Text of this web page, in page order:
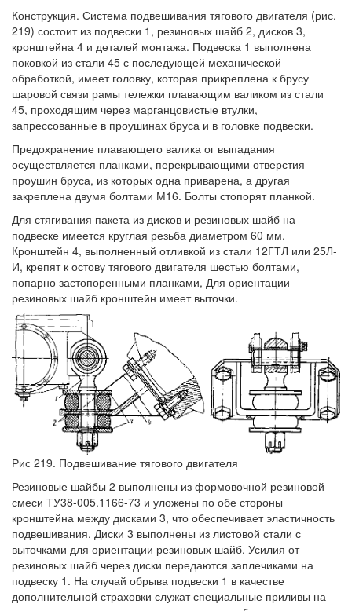
Конструкция. Система подвешивания тягового двигателя (рис.
219) состоит из подвески 1, резиновых шайб 2, дисков 3,
кронштейна 4 и деталей монтажа. Подвеска 1 выполнена
поковкой из стали 45 с последующей механической
обработкой, имеет головку, которая прикреплена к брусу
шаровой связи рамы тележки плавающим валиком из стали
45, проходящим через марганцовистые втулки,
запрессованные в проушинах бруса и в головке подвески.
Предохранение плавающего валика ог выпадания
осуществляется планками, перекрывающими отверстия
проушин бруса, из которых одна приварена, а другая
закреплена двумя болтами М16. Болты стопорят планкой.
Для стягивания пакета из дисков и резиновых шайб на
подвеске имеется круглая резьба диаметром 60 мм.
Кронштейн 4, выполненный отливкой из стали 12ГТЛ или 25Л-
И, крепят к остову тягового двигателя шестью болтами,
попарно застопоренными планками, Для ориентации
резиновых шайб кронштейн имеет выточки.
Рис 219. Подвешивание тягового двигателя
Резиновые шайбы 2 выполнены из формовочной резиновой
смеси ТУ38-005.1166-73 и уложены по обе стороны
кронштейна между дисками 3, что обеспечивает эластичность
подвешивания. Диски 3 выполнены из листовой стали с
выточками для ориентации резиновых шайб. Усилия от
резиновых шайб через диски передаются заплечиками на
подвеску 1. На случай обрыва подвески 1 в качестве
дополнительной страховки служат специальные приливы на